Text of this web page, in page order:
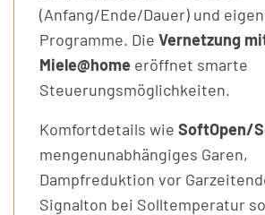
(Anfang/Ende/Dauer) und
Programme. Die Vernetzung
Miele@home eröffnet smarte
Steuerungsmöglichkeiten.
Komfortdetails wie SoftOpen/
mengenunabhängiges Garen,
Dampfreduktion vor
Signalton bei Solltemperatur